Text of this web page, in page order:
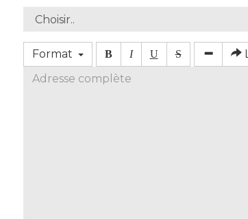
Format B I U S